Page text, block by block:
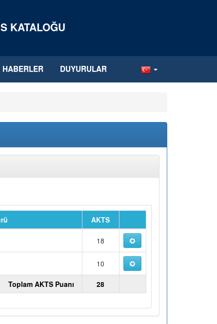
KATALOĞU
HABERLER DUYURULAR
AKTS
18
10
Toplam AKTS Puanı 28